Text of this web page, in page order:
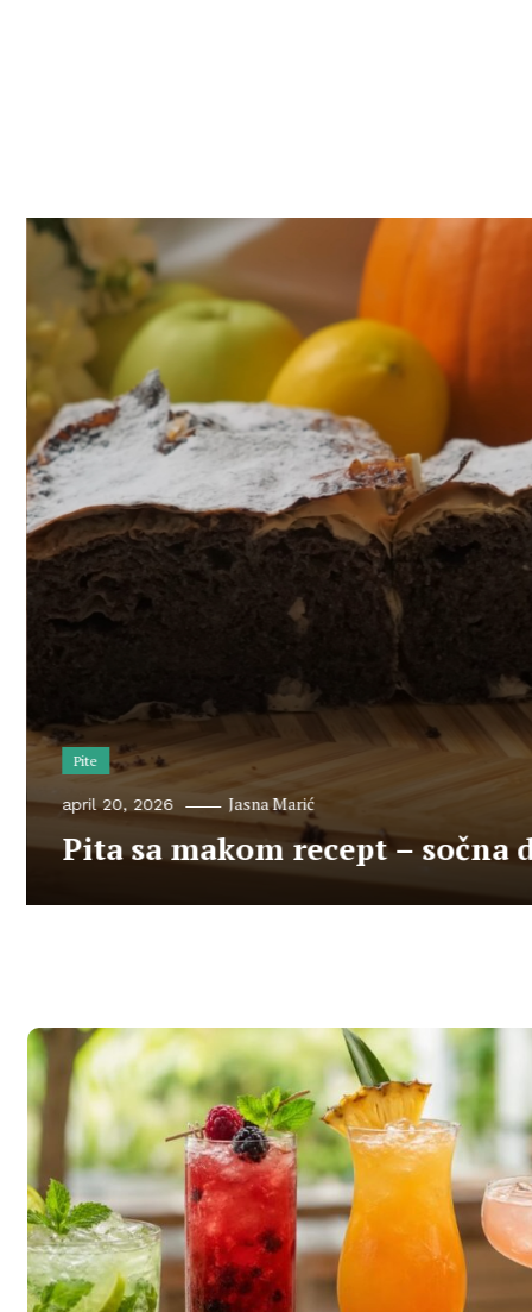
Pite
april 20, 2026 Jasna Marić
Pita sa makom recept – sočna